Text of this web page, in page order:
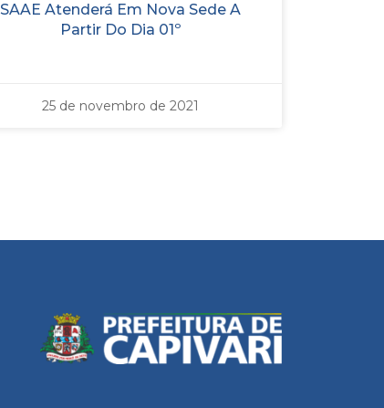
SAAE Atenderá Em Nova Sede A
Partir Do Dia 01º
25 de novembro de 2021